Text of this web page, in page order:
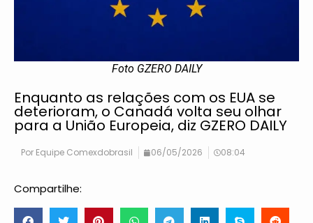
Foto GZERO DAILY
Enquanto as relações com os EUA se
deterioram, o Canadá volta seu olhar
para a União Europeia, diz GZERO DAILY
Por Equipe Comexdobrasil 06/05/2026 08:04
Compartilhe: